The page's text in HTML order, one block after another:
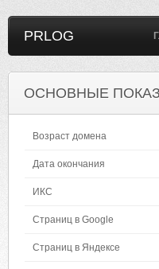
PRLOG
ОСНОВНЫЕ
Возраст домена
Дата окончания
ИКС
Страниц в Google
Страниц в Яндексе